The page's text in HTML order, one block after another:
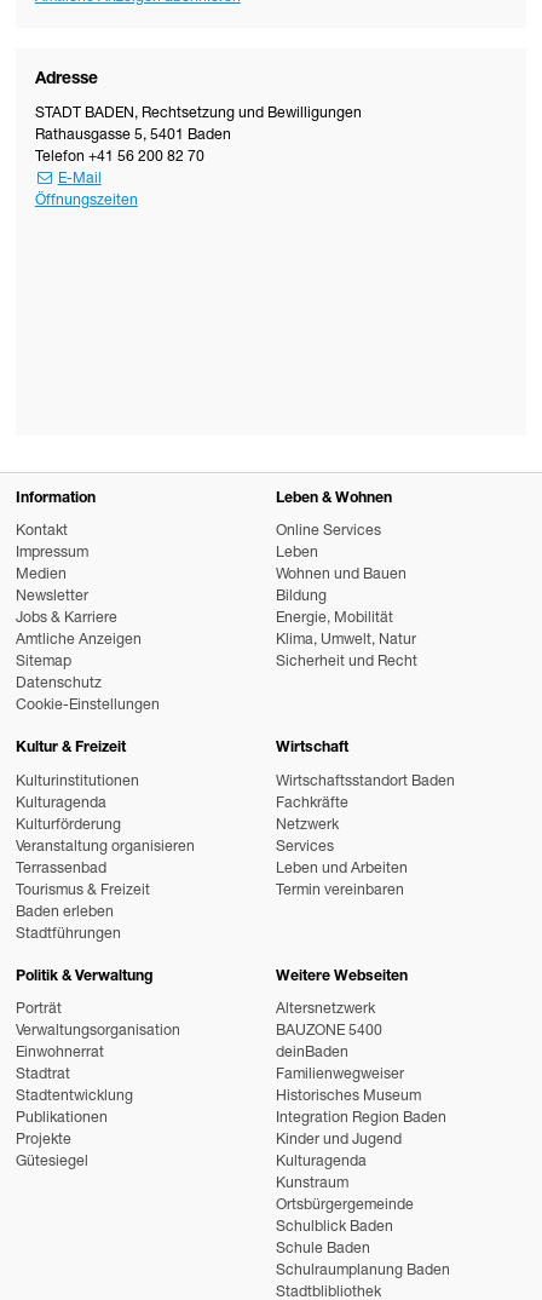
Adresse
STADT BADEN, Rechtsetzung und Bewilligungen
Rathausgasse 5, 5401 Baden
Telefon +41 56 200 82 70
E-Mail
Öffnungszeiten
Information
Kontakt
Impressum
Medien
Newsletter
Jobs & Karriere
Amtliche Anzeigen
Sitemap
Datenschutz
Cookie-Einstellungen
Leben & Wohnen
Online Services
Leben
Wohnen und Bauen
Bildung
Energie, Mobilität
Klima, Umwelt, Natur
Sicherheit und Recht
Kultur & Freizeit
Kulturinstitutionen
Kulturagenda
Kulturförderung
Veranstaltung organisieren
Terrassenbad
Tourismus & Freizeit
Baden erleben
Stadtführungen
Wirtschaft
Wirtschaftsstandort Baden
Fachkräfte
Netzwerk
Services
Leben und Arbeiten
Termin vereinbaren
Politik & Verwaltung
Porträt
Verwaltungsorganisation
Einwohnerrat
Stadtrat
Stadtentwicklung
Publikationen
Projekte
Gütesiegel
Weitere Webseiten
Altersnetzwerk
BAUZONE 5400
deinBaden
Familienwegweiser
Historisches Museum
Integration Region Baden
Kinder und Jugend
Kulturagenda
Kunstraum
Ortsbürgergemeinde
Schulblick Baden
Schule Baden
Schulraumplanung Baden
Stadtblibliothek